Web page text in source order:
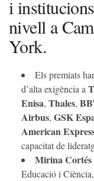
i
nivell a
York.
Els premiats
d’alta exigència a
Enisa, Thales,
Airbus, GSK
American
capacitat de
Mirina Cortés
Educació i